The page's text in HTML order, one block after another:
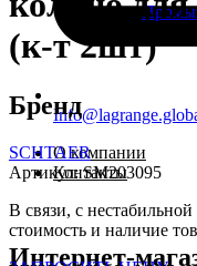
О компании
Контакты
Интернет-
(к-т 2шт)
Бренд
SCHTAER
Артикул:SM203095
В связи, с
стоимость и наличие